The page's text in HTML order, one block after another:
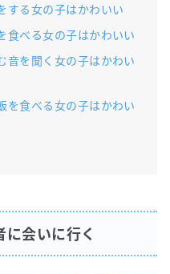
る女の子はかわいい
べる女の子はかわいい
を聞く女の子はかわい
食べる女の子はかわい
会いに行く